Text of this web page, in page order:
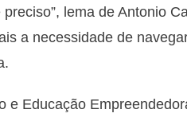
lema de Antonio
a necessidade de
e Educação